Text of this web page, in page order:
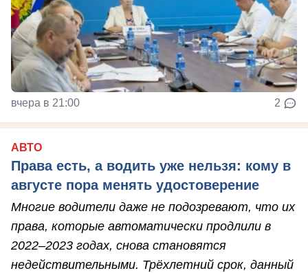
вчера в 21:00 2
АВТО
Права есть, а водить уже нельзя: кому в
августе пора менять удостоверение
Многие водители даже не подозревают, что их
права, которые автоматически продлили в
2022–2023 годах, снова становятся
недействительными. Трёхлетний срок, данный